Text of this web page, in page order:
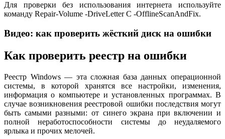
Для проверки без использования интернета используйте
команду Repair-Volume -DriveLetter C -OfflineScanAndFix.
Видео: как проверить жёсткий диск на ошибки
Как проверить реестр на ошибки
Реестр Windows — эта сложная база данных операционной
системы, в которой хранятся все настройки, изменения,
информация о компьютере и установленных программах. В
случае возникновения реестровой ошибки последствия могут
быть самыми разными: от синего экрана при включении и
полной неработоспособности системы до неудаляемого
ярлыка и прочих мелочей.